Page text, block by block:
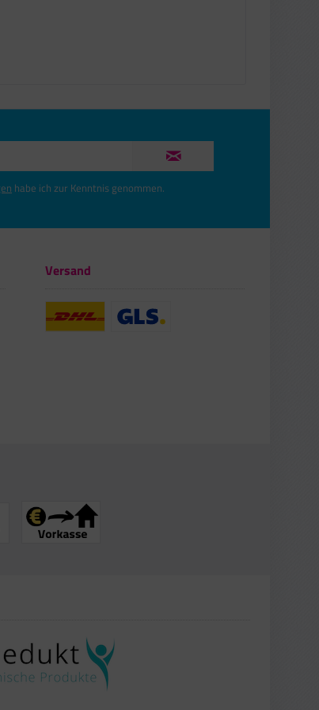
habe ich zur Kenntnis genommen.
Versand